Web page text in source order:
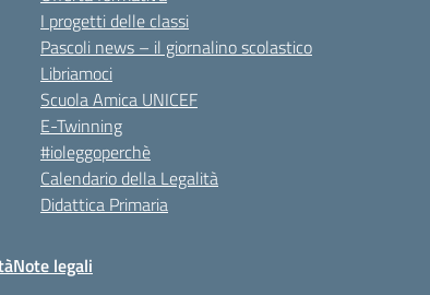
I progetti delle classi
Pascoli news – il giornalino scolastico
Libriamoci
Scuola Amica UNICEF
E-Twinning
#ioleggoperchè
Calendario della Legalità
Didattica Primaria
Note legali